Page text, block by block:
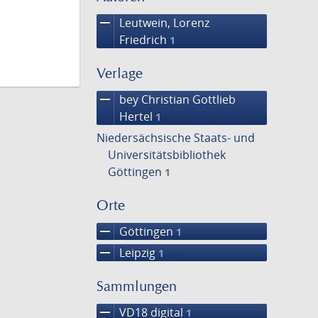
remove
Leutwein, Lorenz
Friedrich 1
Verlage
remove
bey Christian Gottlieb
Hertel 1
Niedersächsische Staats- und
Universitätsbibliothek
Göttingen 1
Orte
remove Göttingen 1
remove Leipzig 1
Sammlungen
remove VD18 digital 1